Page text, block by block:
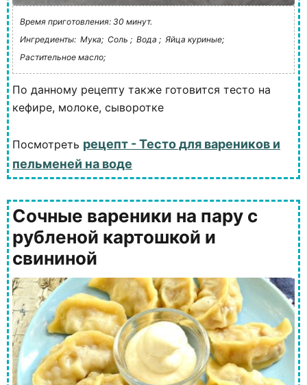
Время приготовления: 30 минут.
Ингредиенты: Мука; Соль ; Вода ; Яйца куриные;
Растительное масло;
По данному рецепту также готовится тесто на
кефире, молоке, сыворотке
Посмотреть рецепт - Тесто для вареников и
пельменей на воде
Сочные вареники на пару с
рубленой картошкой и
свининой